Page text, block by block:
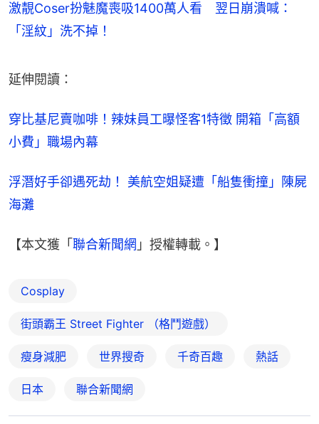
激靚Coser扮魅魔喪吸1400萬人看 翌日崩潰喊：
「淫紋」洗不掉！
延伸閱讀：
穿比基尼賣咖啡！辣妹員工曝怪客1特徵 開箱「高額
小費」職場內幕
浮潛好手卻遇死劫！ 美航空姐疑遭「船隻衝撞」陳屍
海灘
【本文獲「 聯合新聞網 」授權轉載。】
Cosplay
街頭霸王 Street Fighter （格鬥遊戲）
瘦身減肥 世界搜奇 千奇百趣 熱話
日本 聯合新聞網